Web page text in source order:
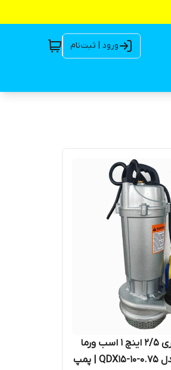
ورود | ثبت‌نام
کف کش ۱۱ متری ۲/۵ اینچ ۱ اسب ورما
بدون فلوتر مدل QDX15-10-0.75 | پمپ